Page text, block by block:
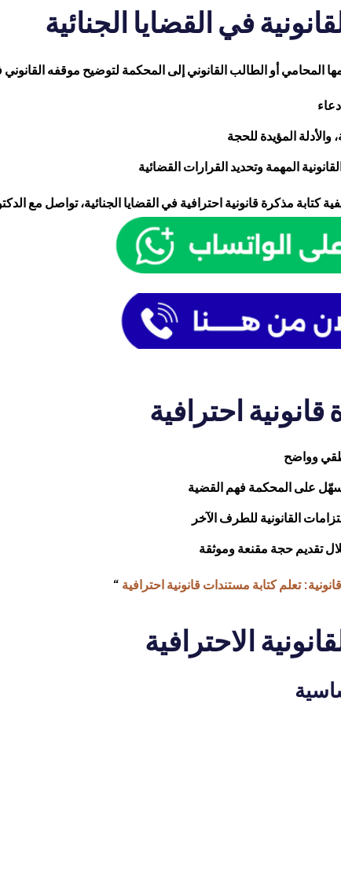
في القضايا الجنائية
المحامي أو الطالب القانوني إلى المحكمة لتوضيح موقفه
والأدلة المؤيدة للحجة
المهمة وتحديد القرارات القضائية
مذكرة قانونية احترافية في القضايا الجنائية، تواصل مع
احترافية
وواضح
تسهّل على المحكمة فهم القضية
القانونية للطرف الآخر
تقديم حجة مقنعة وموثقة
تعلم كتابة مستندات قانونية احترافية “
الاحترافية